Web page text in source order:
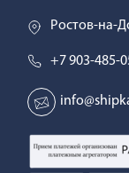
Ростов-на-
+7 903-485-